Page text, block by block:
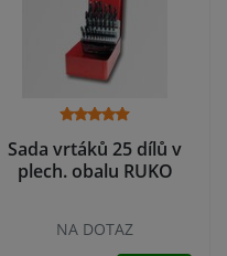
Sada vrtáků 25 dílů v
plech. obalu RUKO
NA DOTAZ